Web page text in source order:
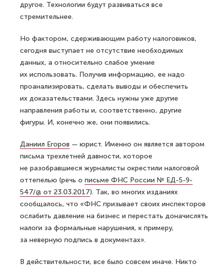
другое. Технологии будут развиваться все
стремительнее.
Но фактором, сдерживающим работу налоговиков,
сегодня выступает не отсутствие необходимых
данных, а относительно слабое умение
их использовать. Получив информацию, ее надо
проанализировать, сделать выводы и обеспечить
их доказательствами. Здесь нужны уже другие
направления работы и, соответственно, другие
фигуры. И, конечно же, они появились.
Даниил Егоров — юрист. Именно он является автором
письма трехлетней давности, которое
не разобравшиеся журналисты окрестили налоговой
оттепелью (речь о письме ФНС России № ЕД-5-9-
547/@ от 23.03.2017). Так, во многих изданиях
сообщалось, что «ФНС призывает своих инспекторов
ослабить давление на бизнес и перестать доначислять
налоги за формальные нарушения, к примеру,
за неверную подпись в документах».
В действительности, все было совсем иначе. Никто